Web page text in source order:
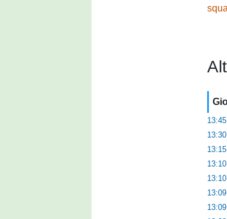
13:45
13:30
13:15
13:10
13:10
13:09
13:09